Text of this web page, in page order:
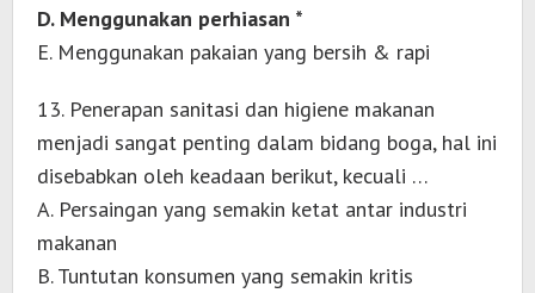
D. Menggunakan perhiasan *
E. Menggunakan pakaian yang bersih & rapi
13. Penerapan sanitasi dan higiene makanan
menjadi sangat penting dalam bidang boga, hal ini
disebabkan oleh keadaan berikut, kecuali …
A. Persaingan yang semakin ketat antar industri
makanan
B. Tuntutan konsumen yang semakin kritis